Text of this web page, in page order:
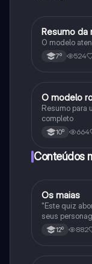
História
Resumo da
O modelo
7º 524
História
O modelo
Resumo para
completo
10º 664
Conteúdos
História
Os maias
"Este quiz
seus
12º 882